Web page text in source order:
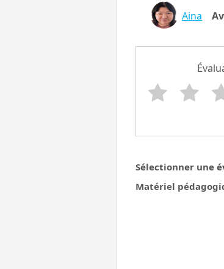
Aina
Sélectionner une
Matériel